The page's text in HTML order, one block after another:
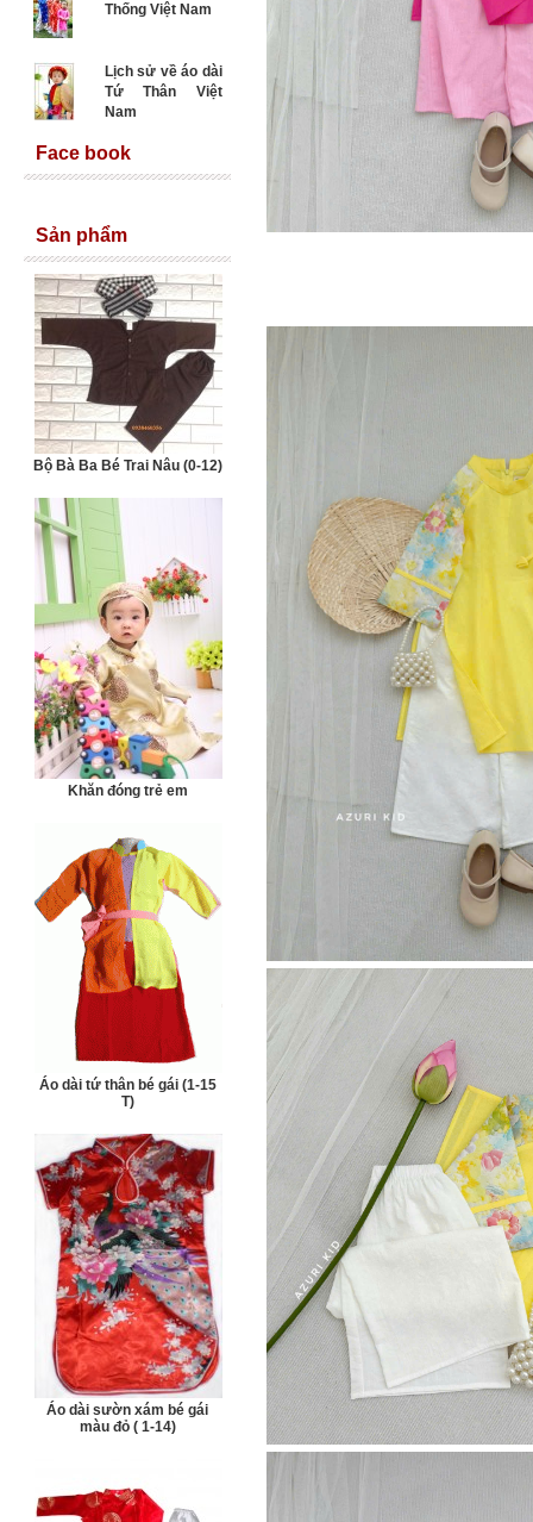
Thống Việt Nam
Lịch sử về áo dài
Tứ Thân Việt
Nam
Face book
Sản phẩm
Bộ Bà Ba Bé Trai Nâu (0-12)
Khăn đóng trẻ em
Áo dài tứ thân bé gái (1-15
T)
Áo dài sườn xám bé gái
màu đỏ ( 1-14)